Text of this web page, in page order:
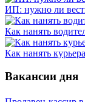
ИП: нужно ли
Как нанять
Как нанять
Вакансии дня